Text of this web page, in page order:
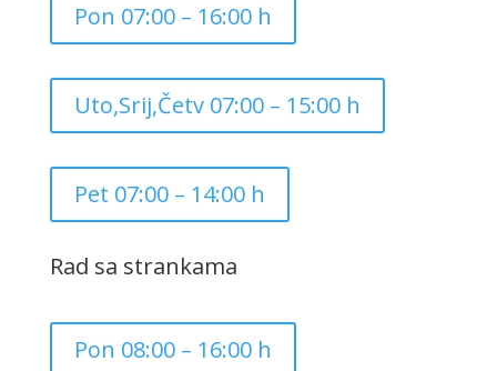
Pon 07:00 – 16:00 h
Uto,Srij,Četv 07:00 – 15:00 h
Pet 07:00 – 14:00 h
Rad sa strankama
Pon 08:00 – 16:00 h